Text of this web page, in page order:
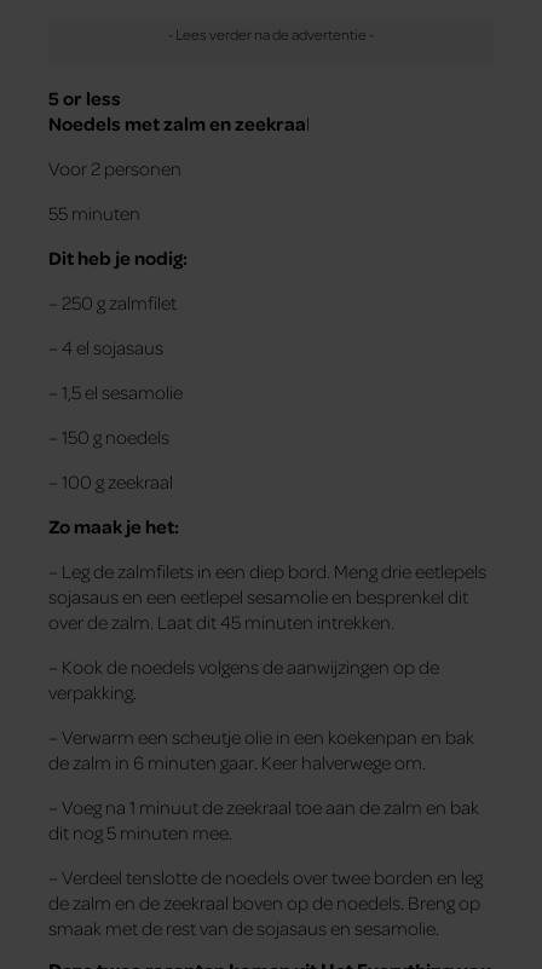
5 or less
Noedels met zalm en zeekraal
Voor 2 personen
55 minuten
Dit heb je nodig:
– 250 g zalmfilet
– 4 el sojasaus
– 1,5 el sesamolie
– 150 g noedels
– 100 g zeekraal
Zo maak je het:
– Leg de zalmfilets in een diep bord. Meng drie eetlepels
sojasaus en een eetlepel sesamolie en besprenkel dit
over de zalm. Laat dit 45 minuten intrekken.
– Kook de noedels volgens de aanwijzingen op de
verpakking.
– Verwarm een scheutje olie in een koekenpan en bak
de zalm in 6 minuten gaar. Keer halverwege om.
– Voeg na 1 minuut de zeekraal toe aan de zalm en bak
dit nog 5 minuten mee.
– Verdeel tenslotte de noedels over twee borden en leg
de zalm en de zeekraal boven op de noedels. Breng op
smaak met de rest van de sojasaus en sesamolie.